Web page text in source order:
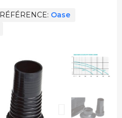
RÉFÉRENCE Oase